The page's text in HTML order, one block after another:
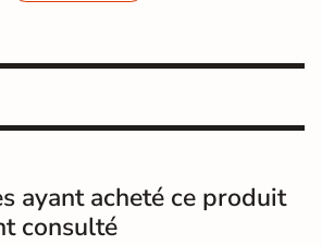
rectifié
Mate
Oui
ayant acheté ce produit
consulté